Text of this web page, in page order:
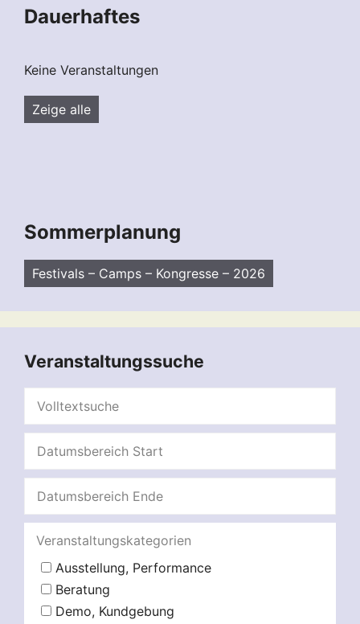
Dauerhaftes
Keine Veranstaltungen
Zeige alle
Sommerplanung
Festivals – Camps – Kongresse – 2026
Veranstaltungssuche
Veranstaltungskategorien
Ausstellung, Performance
Beratung
Demo, Kundgebung